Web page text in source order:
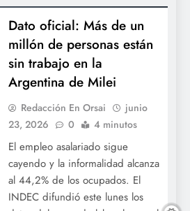
Dato oficial: Más de un
millón de personas están
sin trabajo en la
Argentina de Milei
Redacción En Orsai
junio
23, 2026
0 4 minutos
El empleo asalariado sigue
cayendo y la informalidad alcanza
al 44,2% de los ocupados. El
INDEC difundió este lunes los